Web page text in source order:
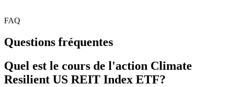
FAQ
Questions fréquentes
Quel est le cours de l'action Climate
Resilient US REIT Index ETF?